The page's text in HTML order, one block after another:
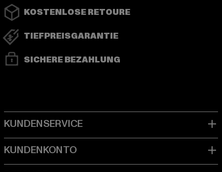
KOSTENLOSE RETOURE
TIEFPREISGARANTIE
SICHERE BEZAHLUNG